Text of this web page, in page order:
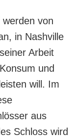
von
in Nashville
Arbeit
und
will. Im
aus
Schloss wird